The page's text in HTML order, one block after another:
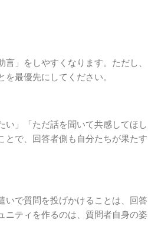
」をしやすくなります。ただし、
最優先にしてください。
い」「ただ話を聞いて共感してほし
とで、回答者側も自分たちが果たす
いで質問を投げかけることは、回答
ニティを作るのは、質問者自身の姿